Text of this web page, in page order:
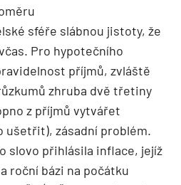
sféře slábnou jistoty, že
Pro hypotečního
příjmů, zvláště
zhruba dvě třetiny
z příjmů vytvářet
ušetřit), zásadní problém.
slovo přihlásila inflace, jejíž
roční bázi na počátku